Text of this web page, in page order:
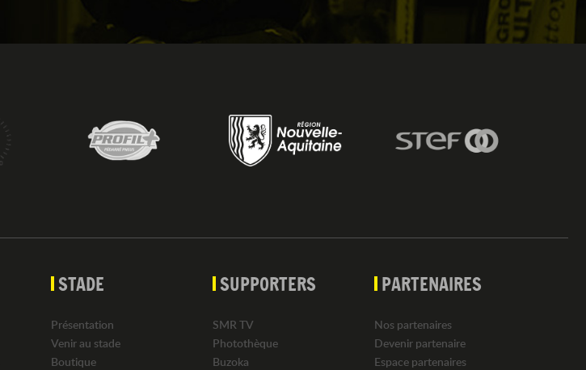
STADE
Présentation
Venir au stade
Boutique
SUPPORTERS
SMR TV
Photothèque
Buzoka
PARTENAIRES
Nos partenaires
Devenir partenaire
Espace partenaires